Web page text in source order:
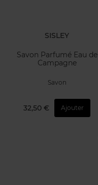
SISLEY
Savon Parfumé Eau de
Campagne
Savon
32,50 € Ajouter